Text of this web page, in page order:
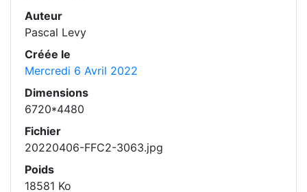
Auteur
Pascal Levy
Créée le
Mercredi 6 Avril 2022
Dimensions
6720*4480
Fichier
20220406-FFC2-3063.jpg
Poids
18581 Ko